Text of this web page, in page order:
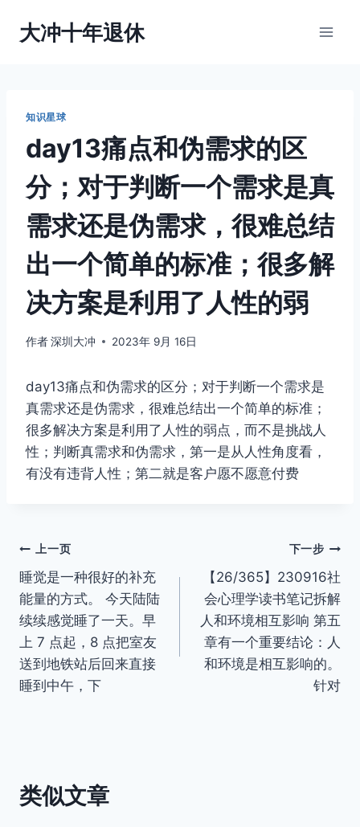
大冲十年退休
知识星球
day13痛点和伪需求的区
分；对于判断一个需求是真
需求还是伪需求，很难总结
出一个简单的标准；很多解
决方案是利用了人性的弱
作者深圳大冲 2023年 9月 16日
day13痛点和伪需求的区分；对于判断一个需求是
真需求还是伪需求，很难总结出一个简单的标准；
很多解决方案是利用了人性的弱点，而不是挑战人
性；判断真需求和伪需求，第一是从人性角度看，
有没有违背人性；第二就是客户愿不愿意付费
文
章
导
航
上一页
睡觉是一种很好的补充
能量的方式。 今天陆陆
续续感觉睡了一天。早
上 7 点起，8 点把室友
送到地铁站后回来直接
睡到中午，下
下一步
【26/365】230916社
会心理学读书笔记拆解
人和环境相互影响 第五
章有一个重要结论：人
和环境是相互影响的。
针对
类似文章